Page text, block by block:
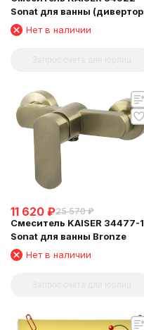
Sonat для ванны (дивертор
art 322)Нет в наличии
11 620 ₽25 570 ₽
Смеситель KAISER 34477-1
Sonat для ванны Bronze
Нет в наличии